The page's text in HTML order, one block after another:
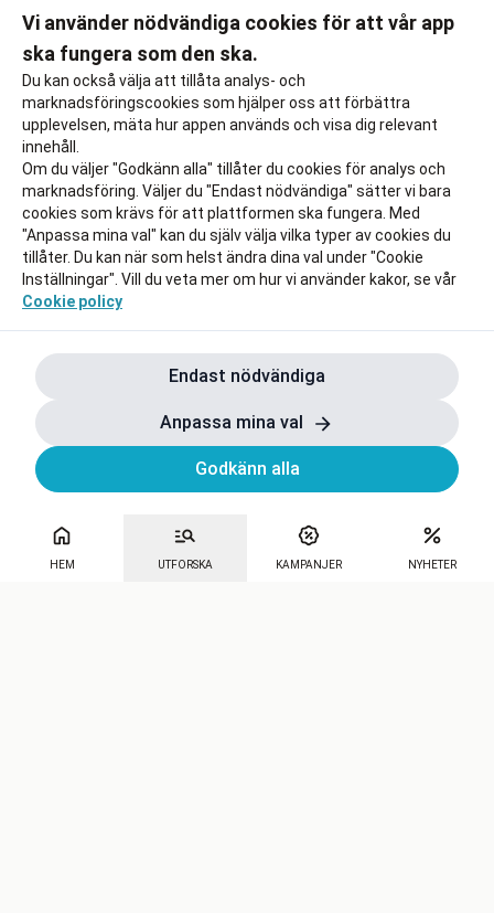
HEM UTFORSKA KAMPANJER NYHETER
Till rabatten
Ingen
Vi använder nödvändiga cookies för att vår app
ska fungera som den ska.
Du kan också välja att tillåta analys- och
marknadsföringscookies som hjälper oss att förbättra
upplevelsen, mäta hur appen används och visa dig relevant
innehåll.
Om du väljer "Godkänn alla" tillåter du cookies för analys och
marknadsföring. Väljer du "Endast nödvändiga" sätter vi bara
cookies som krävs för att plattformen ska fungera. Med
"Anpassa mina val" kan du själv välja vilka typer av cookies du
tillåter. Du kan när som helst ändra dina val under "Cookie
Inställningar". Vill du veta mer om hur vi använder kakor, se vår
Cookie policy
Endast nödvändiga
Anpassa mina val
Godkänn alla